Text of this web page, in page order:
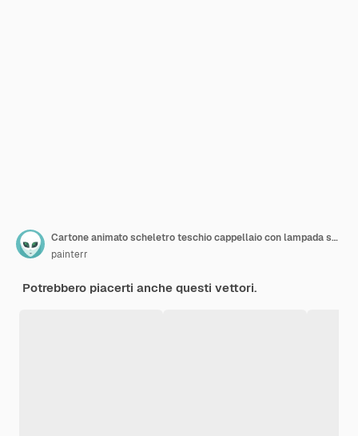
Cartone animato scheletro teschio cappellaio con lampada sullo sfondo del cielo di luna piena Happy Halloween poster Dolcetto o scherzetto biglietto di auguri illustrazione
painterr
Potrebbero piacerti anche questi vettori.